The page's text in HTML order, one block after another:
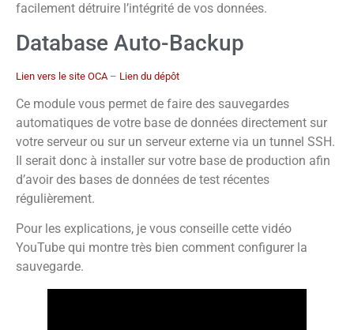
facilement détruire l’intégrité de vos données.
Database Auto-Backup
Lien vers le site OCA – Lien du dépôt
Ce module vous permet de faire des sauvegardes
automatiques de votre base de données directement sur
votre serveur ou sur un serveur externe via un tunnel SSH.
Il serait donc à installer sur votre base de production afin
d’avoir des bases de données de test récentes
régulièrement.
Pour les explications, je vous conseille cette vidéo
YouTube qui montre très bien comment configurer la
sauvegarde.